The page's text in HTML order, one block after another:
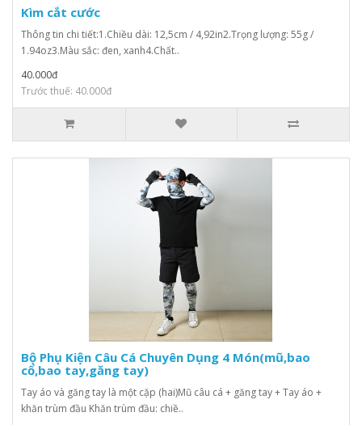
Kìm cắt cước
Thông tin chi tiết:1.Chiều dài: 12,5cm / 4,92in2.Trọng lượng: 55g /
1.94oz3.Màu sắc: đen, xanh4.Chất..
40.000đ
Trước thuế: 40.000đ
Bộ Phụ Kiện Câu Cá Chuyên Dụng 4 Món(mũ,bao
cổ,bao tay,găng tay)
Tay áo và găng tay là một cặp (hai)Mũ câu cá + găng tay + Tay áo +
khăn trùm đầu Khăn trùm đầu: chiề..